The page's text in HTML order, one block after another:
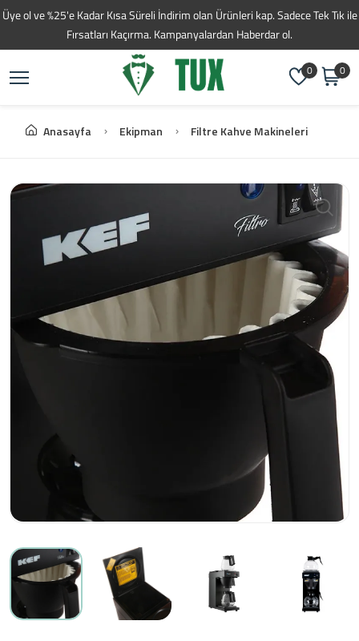
Toptan Kahve
Üye ol ve %25'e Kadar Kısa Süreli İndirim olan Ürünleri kap. Sadece Tek Tık ile
Fırsatları Kaçırma. Kampanyalardan Haberdar ol.
0 0
Anasayfa Ekipman Filtre Kahve Makineleri